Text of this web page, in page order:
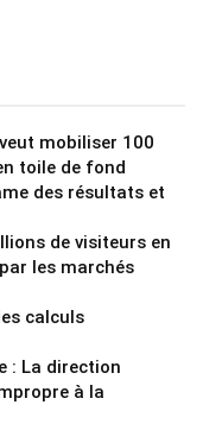
mobiliser 100
toile de fond
des résultats et
de visiteurs en
les marchés
calculs
: La direction
à la